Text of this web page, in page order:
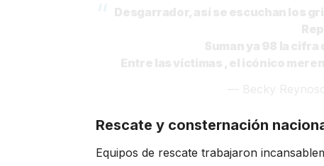
Rescate y consternación
Equipos de rescate trabajaron